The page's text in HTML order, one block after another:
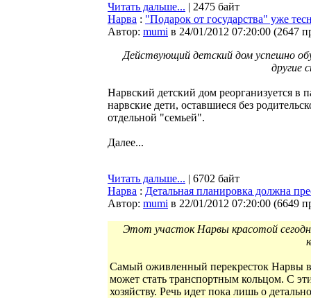
Читать дальше... | 2475 байт
Нарва : "Подарок от государства" уже
Автор: mumi в 24/01/2012 07:20:00 (2647
Действующий детский дом успешно
другие
Нарвский детский дом реорганизуется в
нарвские дети, оставшиеся без
отдельной "семьей".
Далее...
Читать дальше... | 6702 байт
Нарва : Детальная планировка должна
Автор: mumi в 22/01/2012 07:20:00 (6649
Этот участок Нарвы красотой
Самый оживленный перекресток Нарвы
может стать транспортным кольцом. С
хозяйству. Речь идет пока лишь о